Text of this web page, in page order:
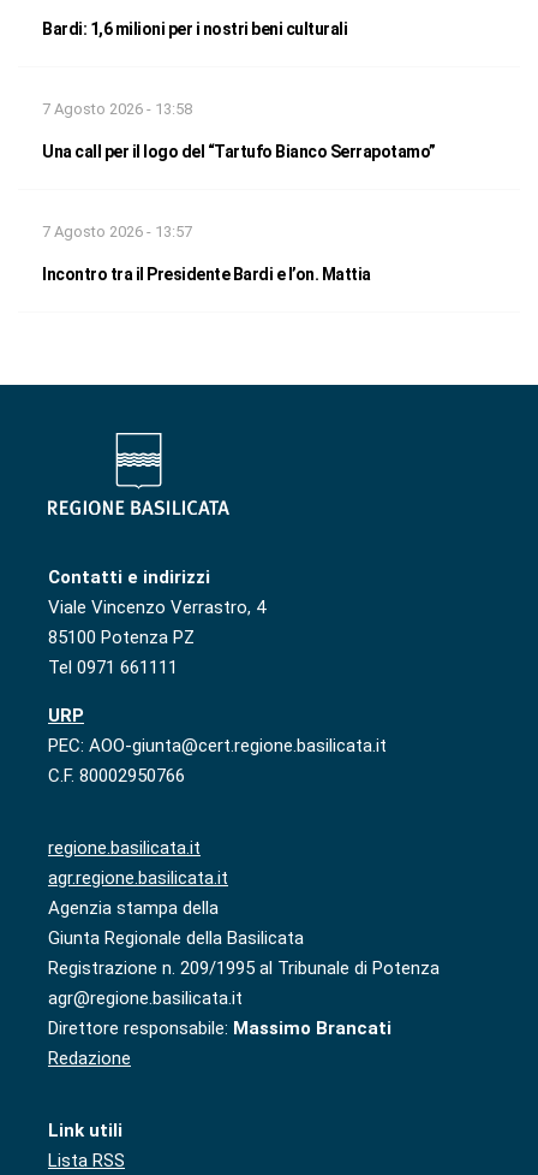
Bardi: 1,6 milioni per i nostri beni culturali
7 Agosto 2026 - 13:58
Una call per il logo del “Tartufo Bianco Serrapotamo”
7 Agosto 2026 - 13:57
Incontro tra il Presidente Bardi e l’on. Mattia
Contatti e indirizzi
Viale Vincenzo Verrastro, 4
85100 Potenza PZ
Tel 0971 661111
URP
PEC: AOO-giunta@cert.regione.basilicata.it
C.F. 80002950766
regione.basilicata.it
agr.regione.basilicata.it
Agenzia stampa della
Giunta Regionale della Basilicata
Registrazione n. 209/1995 al Tribunale di Potenza
agr@regione.basilicata.it
Direttore responsabile: Massimo Brancati
Redazione
Link utili
Lista RSS